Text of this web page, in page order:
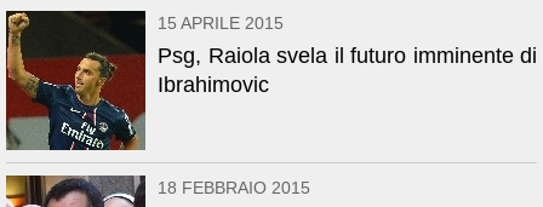
15 APRILE 2015
Psg, Raiola svela il futuro imminente di
Ibrahimovic
18 FEBBRAIO 2015